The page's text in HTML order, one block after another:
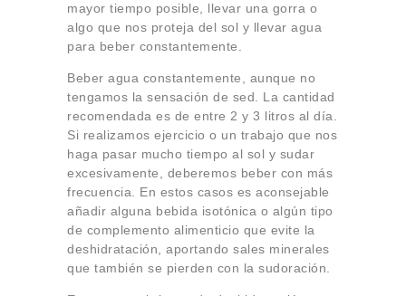
mayor tiempo posible, llevar una gorra o
algo que nos proteja del sol y llevar agua
para beber constantemente.
Beber agua constantemente, aunque no
tengamos la sensación de sed. La cantidad
recomendada es de entre 2 y 3 litros al día.
Si realizamos ejercicio o un trabajo que nos
haga pasar mucho tiempo al sol y sudar
excesivamente, deberemos beber con más
frecuencia. En estos casos es aconsejable
añadir alguna bebida isotónica o algún tipo
de complemento alimenticio que evite la
deshidratación, aportando sales minerales
que también se pierden con la sudoración.